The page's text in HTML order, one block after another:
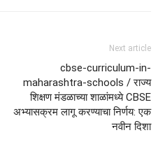
Next article
cbse-curriculum-in-
maharashtra-schools / राज्य
शिक्षण मंडळाच्या शाळांमध्ये CBSE
अभ्यासक्रम लागू करण्याचा निर्णय: एक
नवीन दिशा